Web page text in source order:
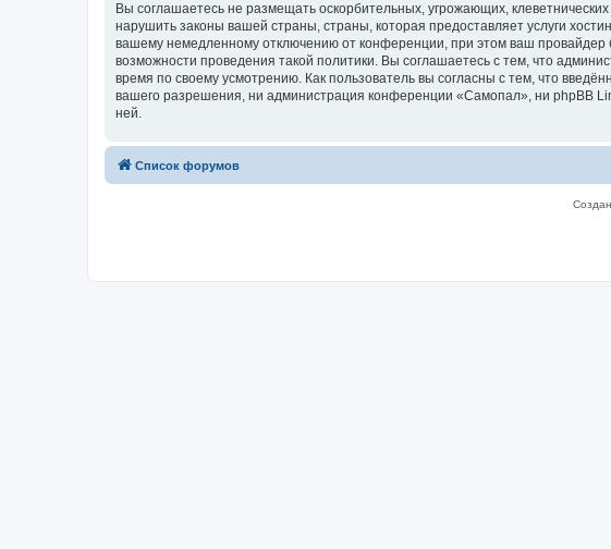
Вы соглашаетесь не размещать оскорбительных, угрожающих,
нарушить законы вашей страны, страны, которая предоставляет услуги
вашему немедленному отключению от конференции, при этом ваш провайдер
возможности проведения такой политики. Вы соглашаетесь с тем, что
время по своему усмотрению. Как пользователь вы согласны с тем, что
вашего разрешения, ни администрация конференции «Самопал», ни phpBB
ней.
Список форумов